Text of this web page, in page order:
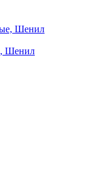
Шенил